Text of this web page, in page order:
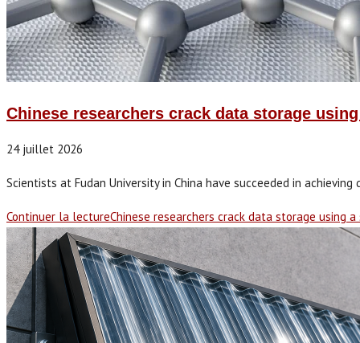
Chinese researchers crack data storage
24 juillet 2026
Scientists at Fudan University in China have succeeded in
Continuer la lectureChinese researchers crack data storage using